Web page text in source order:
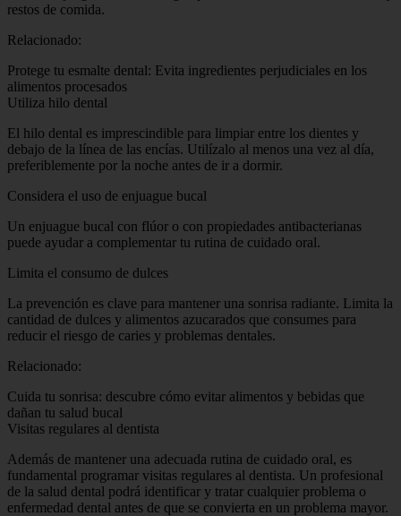
restos de comida.
Relacionado:
Protege tu esmalte dental: Evita ingredientes perjudiciales en los
alimentos procesados
Utiliza hilo dental
El hilo dental es imprescindible para limpiar entre los dientes y
debajo de la línea de las encías. Utilízalo al menos una vez al día,
preferiblemente por la noche antes de ir a dormir.
Considera el uso de enjuague bucal
Un enjuague bucal con flúor o con propiedades antibacterianas
puede ayudar a complementar tu rutina de cuidado oral.
Limita el consumo de dulces
La prevención es clave para mantener una sonrisa radiante. Limita la
cantidad de dulces y alimentos azucarados que consumes para
reducir el riesgo de caries y problemas dentales.
Relacionado:
Cuida tu sonrisa: descubre cómo evitar alimentos y bebidas que
dañan tu salud bucal
Visitas regulares al dentista
Además de mantener una adecuada rutina de cuidado oral, es
fundamental programar visitas regulares al dentista. Un profesional
de la salud dental podrá identificar y tratar cualquier problema o
enfermedad dental antes de que se convierta en un problema mayor.